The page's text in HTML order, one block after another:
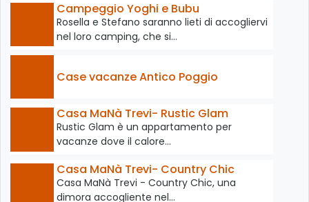
Campeggio Yoghi e Bubu
Rosella e Stefano saranno lieti di accogliervi
nel loro camping, che si…
Case vacanze Antico Poggio
Casa MaNà Trevi- Rustic Glam
Rustic Glam è un appartamento per
vacanze dove il calore…
Casa MaNà Trevi- Country Chic
Casa MaNà Trevi - Country Chic, una
dimora accogliente nel…